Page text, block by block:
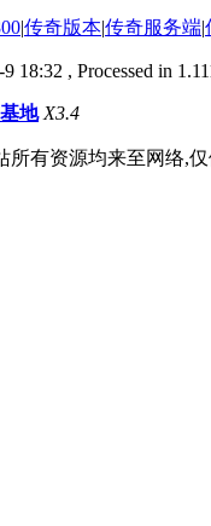
|传奇版本|传奇服务端|
18:32 , Processed in
地 X3.4
所有资源均来至网络,